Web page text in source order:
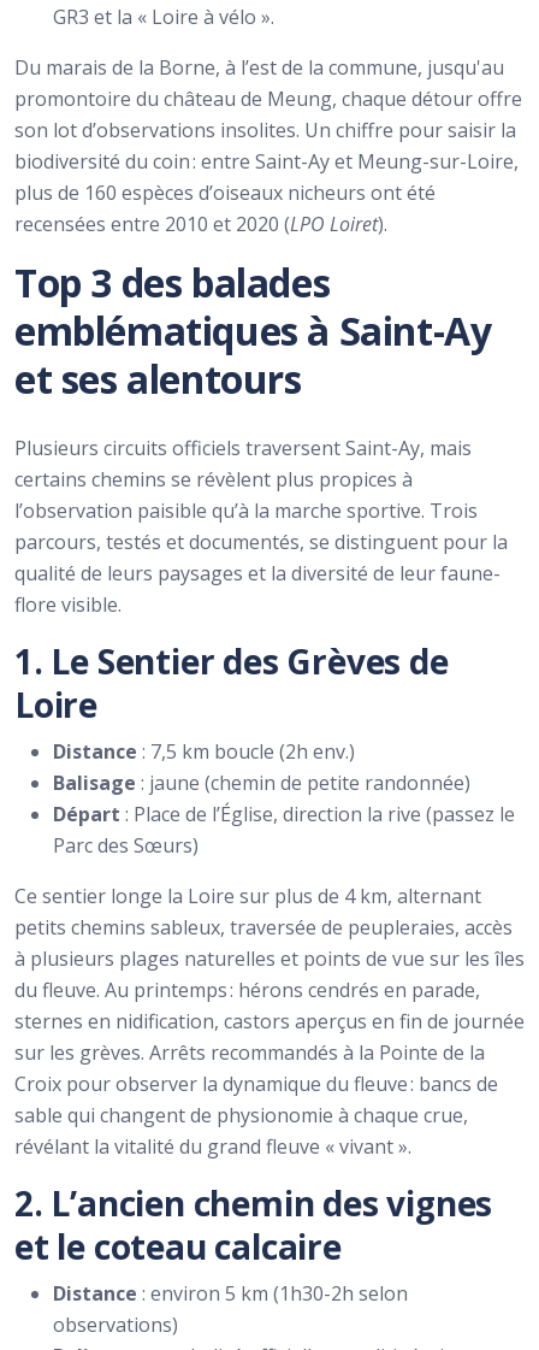
GR3 et la « Loire à vélo ».
Du marais de la Borne, à l’est de la commune, jusqu'au
promontoire du château de Meung, chaque détour offre
son lot d’observations insolites. Un chiffre pour saisir la
biodiversité du coin : entre Saint-Ay et Meung-sur-Loire,
plus de 160 espèces d’oiseaux nicheurs ont été
recensées entre 2010 et 2020 (LPO Loiret).
Top 3 des balades
emblématiques à Saint-Ay
et ses alentours
Plusieurs circuits officiels traversent Saint-Ay, mais
certains chemins se révèlent plus propices à
l’observation paisible qu’à la marche sportive. Trois
parcours, testés et documentés, se distinguent pour la
qualité de leurs paysages et la diversité de leur faune-
flore visible.
1. Le Sentier des Grèves de
Loire
Distance : 7,5 km boucle (2h env.)
Balisage : jaune (chemin de petite randonnée)
Départ : Place de l’Église, direction la rive (passez le
Parc des Sœurs)
Ce sentier longe la Loire sur plus de 4 km, alternant
petits chemins sableux, traversée de peupleraies, accès
à plusieurs plages naturelles et points de vue sur les îles
du fleuve. Au printemps : hérons cendrés en parade,
sternes en nidification, castors aperçus en fin de journée
sur les grèves. Arrêts recommandés à la Pointe de la
Croix pour observer la dynamique du fleuve : bancs de
sable qui changent de physionomie à chaque crue,
révélant la vitalité du grand fleuve « vivant ».
2. L’ancien chemin des vignes
et le coteau calcaire
Distance : environ 5 km (1h30-2h selon
observations)